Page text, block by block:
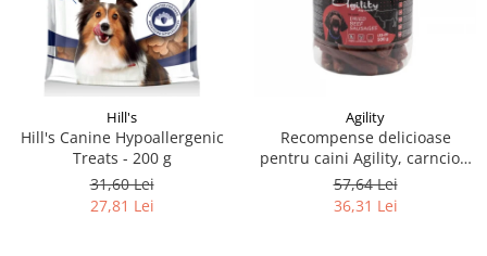
Hill's
Hill's Canine Hypoallergenic
Treats - 200 g
31,60 Lei
27,81 Lei
Agility
Recompense delicioase
pentru caini Agility, carnciori
uscati de vita-7cm, 500g
57,64 Lei
36,31 Lei